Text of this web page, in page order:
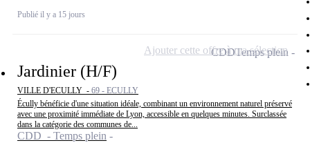
Publié il y a 15 jours
Jardinier (H/F)
VILLE D'ECULLY - 69 - ECULLY
Écully bénéficie d'une situation idéale, combinant un environnement naturel préservé
avec une proximité immédiate de Lyon, accessible en quelques minutes. Surclassée
dans la catégorie des communes de...
CDD - Temps plein
CDDTemps plein
Ajouter cette offre à ma sélection